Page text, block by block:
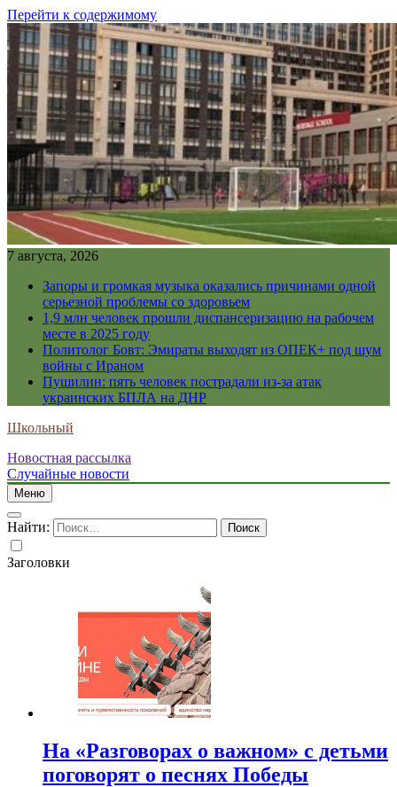
Перейти к содержимому
7 августа, 2026
Запоры и громкая музыка оказались причинами одной
серьезной проблемы со здоровьем
1,9 млн человек прошли диспансеризацию на рабочем
месте в 2025 году
Политолог Бовт: Эмираты выходят из ОПЕК+ под шум
войны с Ираном
Пушилин: пять человек пострадали из-за атак
украинских БПЛА на ДНР
Школьный
Новостная рассылка
Случайные новости
Меню
Найти:
Заголовки
На «Разговорах о важном» с детьми
поговорят о песнях Победы